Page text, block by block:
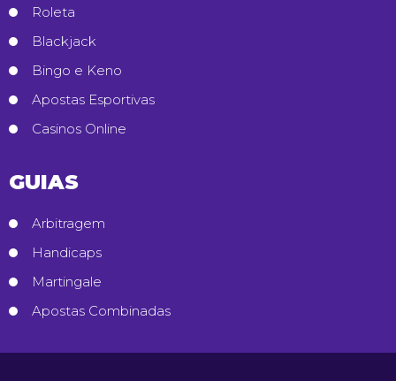
Roleta
Blackjack
Bingo e Keno
Apostas Esportivas
Casinos Online
GUIAS
Arbitragem
Handicaps
Martingale
Apostas Combinadas